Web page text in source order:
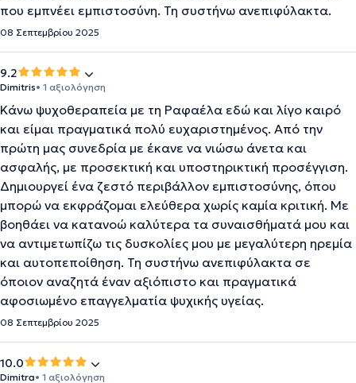
που εμπνέει εμπιστοσύνη. Τη συστήνω ανεπιφύλακτα.
08 Σεπτεμβρίου 2025
9.2
Dimitris• 1 αξιολόγηση
Κάνω ψυχοθεραπεία με τη Ραφαέλα εδώ και λίγο καιρό
και είμαι πραγματικά πολύ ευχαριστημένος. Από την
πρώτη μας συνεδρία με έκανε να νιώσω άνετα και
ασφαλής, με προσεκτική και υποστηρικτική προσέγγιση.
Δημιουργεί ένα ζεστό περιβάλλον εμπιστοσύνης, όπου
μπορώ να εκφράζομαι ελεύθερα χωρίς καμία κριτική. Με
βοηθάει να κατανοώ καλύτερα τα συναισθήματά μου και
να αντιμετωπίζω τις δυσκολίες μου με μεγαλύτερη ηρεμία
και αυτοπεποίθηση. Τη συστήνω ανεπιφύλακτα σε
όποιον αναζητά έναν αξιόπιστο και πραγματικά
αφοσιωμένο επαγγελματία ψυχικής υγείας.
08 Σεπτεμβρίου 2025
10.0
Dimitra• 1 αξιολόγηση